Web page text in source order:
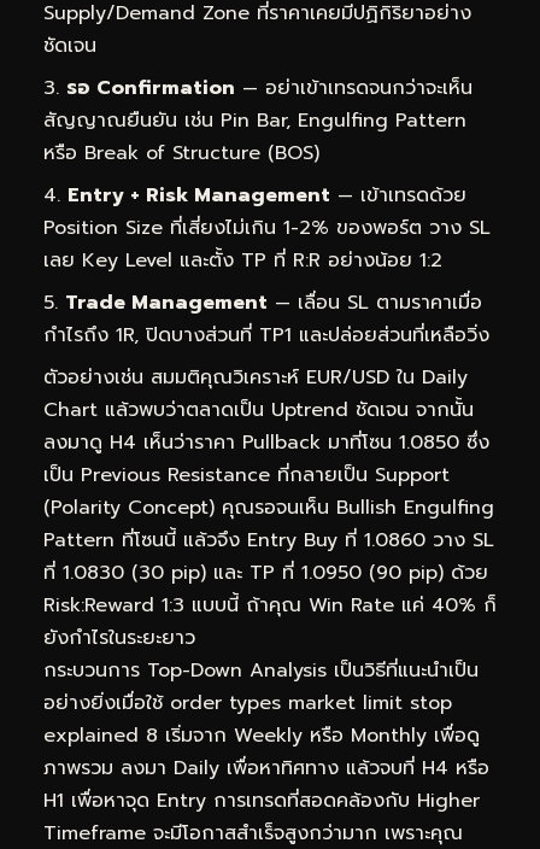
Supply/Demand Zone ที่ราคาเคยมีปฏิกิริยาอย่าง
ชัดเจน
รอ Confirmation — อย่าเข้าเทรดจนกว่าจะเห็น
สัญญาณยืนยัน เช่น Pin Bar, Engulfing Pattern
หรือ Break of Structure (BOS)
Entry + Risk Management — เข้าเทรดด้วย
Position Size ที่เสี่ยงไม่เกิน 1-2% ของพอร์ต วาง SL
เลย Key Level และตั้ง TP ที่ R:R อย่างน้อย 1:2
Trade Management — เลื่อน SL ตามราคาเมื่อ
กำไรถึง 1R, ปิดบางส่วนที่ TP1 และปล่อยส่วนที่เหลือวิ่ง
ตัวอย่างเช่น สมมติคุณวิเคราะห์ EUR/USD ใน Daily
Chart แล้วพบว่าตลาดเป็น Uptrend ชัดเจน จากนั้น
ลงมาดู H4 เห็นว่าราคา Pullback มาที่โซน 1.0850 ซึ่ง
เป็น Previous Resistance ที่กลายเป็น Support
(Polarity Concept) คุณรอจนเห็น Bullish Engulfing
Pattern ที่โซนนี้ แล้วจึง Entry Buy ที่ 1.0860 วาง SL
ที่ 1.0830 (30 pip) และ TP ที่ 1.0950 (90 pip) ด้วย
Risk:Reward 1:3 แบบนี้ ถ้าคุณ Win Rate แค่ 40% ก็
ยังกำไรในระยะยาว
กระบวนการ Top-Down Analysis เป็นวิธีที่แนะนำเป็น
อย่างยิ่งเมื่อใช้ order types market limit stop
explained 8 เริ่มจาก Weekly หรือ Monthly เพื่อดู
ภาพรวม ลงมา Daily เพื่อหาทิศทาง แล้วจบที่ H4 หรือ
H1 เพื่อหาจุด Entry การเทรดที่สอดคล้องกับ Higher
Timeframe จะมีโอกาสสำเร็จสูงกว่ามาก เพราะคุณ